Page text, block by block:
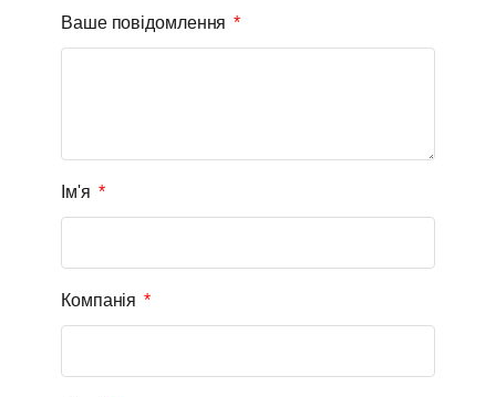
Ваше повідомлення
Ім'я
Компанія